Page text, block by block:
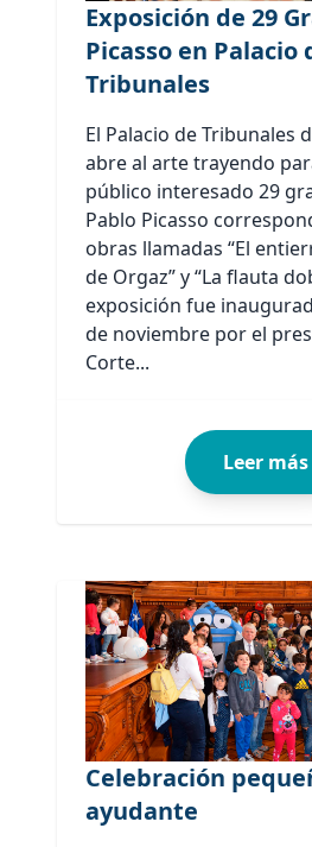
Exposición de 29
Picasso en Palacio
Tribunales
El Palacio de Tribunales
abre al arte trayendo
público interesado 29
Pablo Picasso
obras llamadas “El
de Orgaz” y “La flauta
exposición fue
de noviembre por el
Corte...
Leer más
Celebración
ayudante